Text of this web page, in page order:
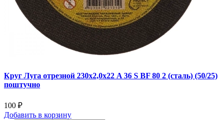
Круг Луга отрезной 230х2,0х22 A 36 S BF 80 2 (сталь) (50/25)
поштучно
100 ₽
Добавить в корзину